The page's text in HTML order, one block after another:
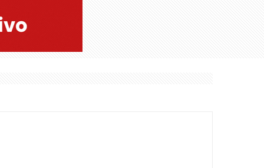
presidente da empresa